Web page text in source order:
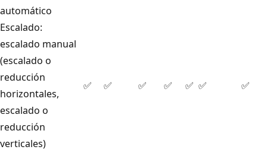
automático
Escalado:
escalado manual
(escalado o
reducción
horizontales,
escalado o
reducción
verticales)
✅ ✅ ✅ ✅ ✅ ✅ ✅